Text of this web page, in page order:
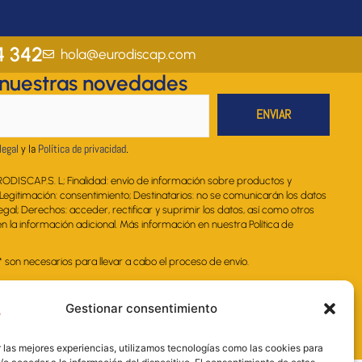
Gestionar consentimiento
las mejores experiencias, utilizamos tecnologías como las cookies para
t
a
g
r
e
b
o
o
k
e
d
i
t
b
e
t
a
p
342 hola@eurodiscap.com
novedades
y la Política de privacidad.
L; Finalidad: envío de información sobre productos y
consentimiento; Destinatarios: no se comunicarán los datos
Derechos: acceder, rectificar y suprimir los datos, así como otros
la información adicional. Más información en nuestra Política de
necesarios para llevar a cabo el proceso de envío.